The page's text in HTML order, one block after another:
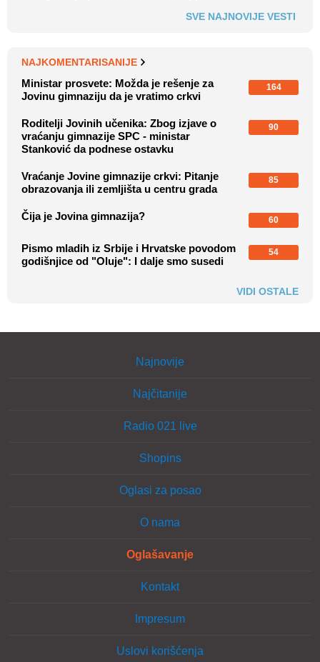
SVE NAJNOVIJE VESTI
NAJKOMENTARISANIJE
Ministar prosvete: Možda je rešenje za
Jovinu gimnaziju da je vratimo crkvi
164
Roditelji Jovinih učenika: Zbog izjave o
vraćanju gimnazije SPC - ministar
Stanković da podnese ostavku
90
Vraćanje Jovine gimnazije crkvi: Pitanje
obrazovanja ili zemljišta u centru grada
85
Čija je Jovina gimnazija? 60
Pismo mladih iz Srbije i Hrvatske povodom
godišnjice od "Oluje": I dalje smo susedi
54
VIDI OSTALE
Najnovije
Najčitanije
Radio 021 live
Shopins
Oglasi za posao
O nama
Oglašavanje
Kontakt
Impresum
Uslovi korišćenja